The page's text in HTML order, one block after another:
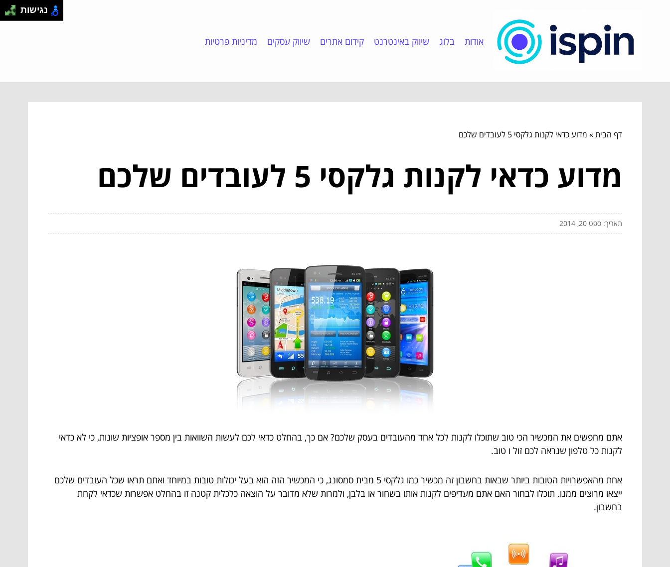
אודות בלוג שיווק באינטרנט קידום אתרים שיווק עסקים מדיניות פרטיות
דף הבית» מדוע כדאי לקנות גלקסי 5 לעובדים שלכם
מדוע כדאי לקנות גלקסי 5 לעובדים שלכם
תאריך: ספט 20, 2014
אתם מחפשים את המכשיר הכי טוב שתוכלו לקנות לכל אחד מהעובדים בעסק שלכם? אם כך, בהחלט כדאי לכם לעשות השוואות בין מספר אופציות שונות, כי לא כדאי
לקנות כל טלפון שנראה לכם זול ו טוב.
אחת מהאפשרויות הטובות ביותר שבאות בחשבון זה מכשיר כמו גלקסי 5 מבית סמסונג, כי המכשיר הזה הוא בעל יכולות טובות במיוחד ואתם תראו שכל העובדים שלכם
ייצאו מרוצים ממנו. תוכלו לבחור האם אתם מעדיפים לקנות אותו בשחור או בלבן, ולמרות שלא מדובר על הוצאה כלכלית קטנה זו בהחלט אפשרות שכדאי לקחת
בחשבון.
נגישות